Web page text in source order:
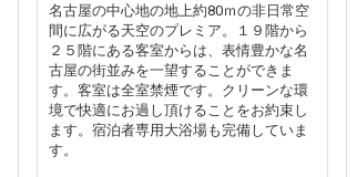
名古屋の中心地の地上約80ｍの非日常空
間に広がる天空のプレミア。１９階から
２５階にある客室からは、表情豊かな名
古屋の街並みを一望することができま
す。客室は全室禁煙です。クリーンな環
境で快適にお過し頂けることをお約束し
ます。宿泊者専用大浴場も完備していま
す。